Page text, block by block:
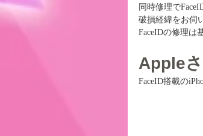
同時修理で
破損経緯をお伺
FaceIDの修理は
Apple
FaceID搭載の